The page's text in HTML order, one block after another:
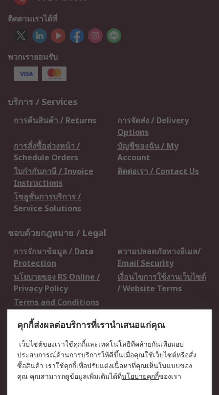
ติดตามเราได้ที่
พวกเรายอมรับ
บริการ / Services
การคืนสินค้า / Returns
การจัดส่ง / Delivery
Options
การสั่งซื้อล่วงหน้า /
Schedule Orders
บัญชีของฉัน / My
Account
ใบกำกับภาษี / Invoice
Instructions
ติดต่อเรา / Contact Us
โซลูชั่นการบริการ /
Service Solutions
ชอบด้วยกฎหมาย / Legal
การรักษาข้อมูล / Data
Protection
ความปลอดภัยทางอีเมล/
Email Security
นโยบายของ RS Online /
Privacy Policy
เงื่อนไขการใช้งานเว็บไซต์
/ Website Terms
Terms and Conditions
เกี่ยวกับ RS / About RS
RS ทั่วโลก / RS
Worldwide
ข่าวประชาสัมพันธ์ / Press
Centre
บริษัทในเครือ RS /
วิธีการชำระเงิน /
คุกกี้ส่งผลต่อบริการที่เรานำเสนอแก่คุณ
เว็บไซต์ของเราใช้คุกกี้และเทคโนโลยีที่คล้ายกันเพื่อมอบ
ประสบการณ์ด้านการบริการให้ดีขึ้นเมื่อคุณใช้เว็บไซต์หรือสั่ง
ซื้อสินค้า เราใช้คุกกี้เพื่อปรับแต่งเนื้อหาที่คุณเห็นในแบบของ
คุณ คุณสามารถดูข้อมูลเพิ่มเติมได้ที่นโยบายคุกกี้ของเรา